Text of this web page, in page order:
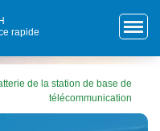
rapide
de la station de base de
télécommunication